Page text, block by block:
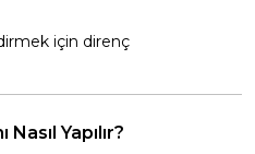
için direnç
Nasıl Yapılır?